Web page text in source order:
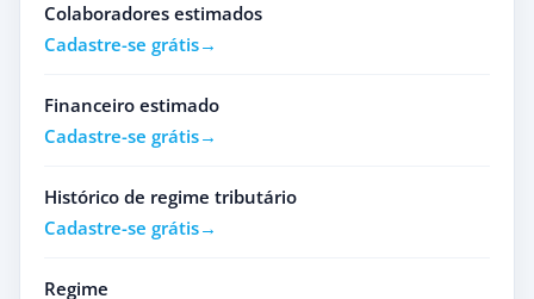
Colaboradores estimados
Cadastre-se grátis
Financeiro estimado
Cadastre-se grátis
Histórico de regime tributário
Cadastre-se grátis
Regime